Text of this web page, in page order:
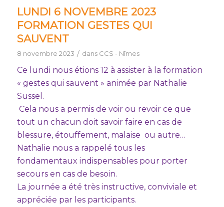
LUNDI 6 NOVEMBRE 2023
FORMATION GESTES QUI
SAUVENT
8 novembre 2023 / dans CCS - Nîmes
Ce lundi nous étions 12 à assister à la formation
« gestes qui sauvent » animée par Nathalie
Sussel.
Cela nous a permis de voir ou revoir ce que
tout un chacun doit savoir faire en cas de
blessure, étouffement, malaise ou autre…
Nathalie nous a rappelé tous les
fondamentaux indispensables pour porter
secours en cas de besoin.
La journée a été très instructive, conviviale et
appréciée par les participants.